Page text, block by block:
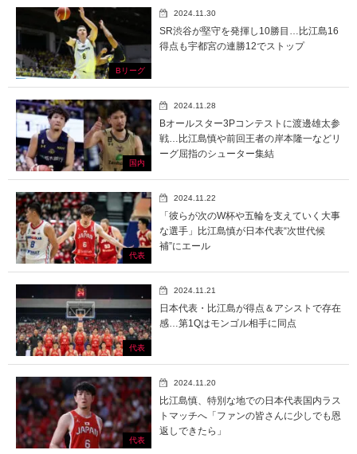
Bリーグ
2024.11.30
SR渋谷が堅守を発揮し10勝目…比江島16
得点も宇都宮の連勝12でストップ
国内
2024.11.28
Bオールスター3Pコンテストに渡邊雄太参
戦…比江島慎や前回王者の岸本隆一などリ
ーグ屈指のシューター集結
代表
2024.11.22
「彼らが次のW杯や五輪を支えていく大事
な選手」比江島慎が日本代表“次世代候
補”にエール
代表
2024.11.21
日本代表・比江島が得点＆アシストで存在
感…第1Qはモンゴル相手に同点
代表
2024.11.20
比江島慎、特別な地での日本代表国内ラス
トマッチへ「ファンの皆さんに少しでも恩
返しできたら」